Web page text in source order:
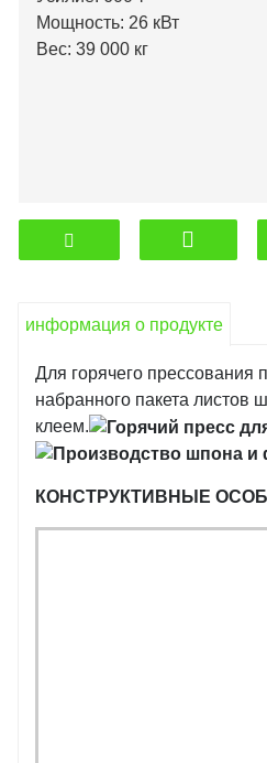
Мощность: 26 кВт
Вес: 39 000 кг
информация о продукте
Для горячего прессования
набранного пакета листов
клеем.
КОНСТРУКТИВНЫЕ